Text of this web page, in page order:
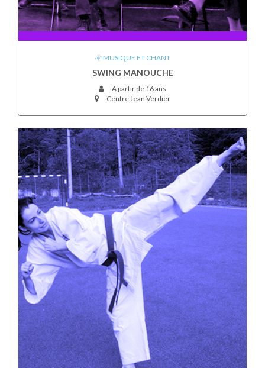
MUSIQUE ET CHANT
SWING MANOUCHE
A partir de 16 ans
Centre Jean Verdier